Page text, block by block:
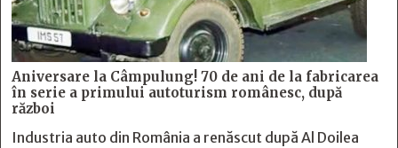
Aniversare la Câmpulung! 70 de ani de la fabricarea
în serie a primului autoturism românesc, după
război
Industria auto din România a renăscut după Al Doilea